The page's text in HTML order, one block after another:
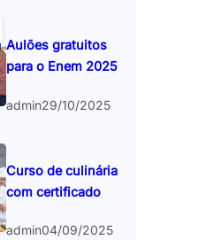
Aulões gratuitos
para o Enem 2025
admin29/10/2025
Curso de culinária
com certificado
admin04/09/2025